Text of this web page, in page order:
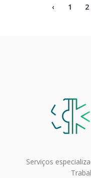
‹ 1 2
Serviços